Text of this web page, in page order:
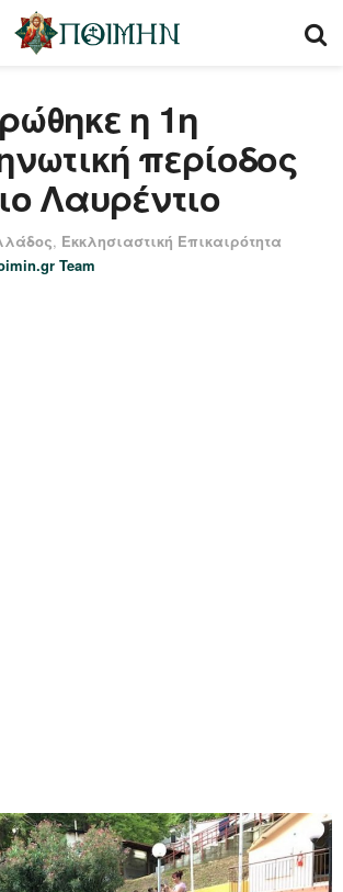
η 1η
περίοδος
Λαυρέντιο
, Εκκλησιαστική Επικαιρότητα
Team